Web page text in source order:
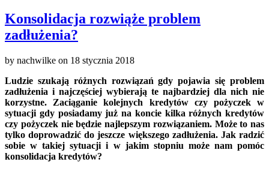
Konsolidacja rozwiąże problem
zadłużenia?
by nachwilke on 18 stycznia 2018
Ludzie szukają różnych rozwiązań gdy pojawia się problem
zadłużenia i najczęściej wybierają te najbardziej dla nich nie
korzystne. Zaciąganie kolejnych kredytów czy pożyczek w
sytuacji gdy posiadamy już na koncie kilka różnych kredytów
czy pożyczek nie będzie najlepszym rozwiązaniem. Może to nas
tylko doprowadzić do jeszcze większego zadłużenia. Jak radzić
sobie w takiej sytuacji i w jakim stopniu może nam pomóc
konsolidacja kredytów?